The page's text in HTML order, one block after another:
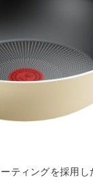
ティングを採用